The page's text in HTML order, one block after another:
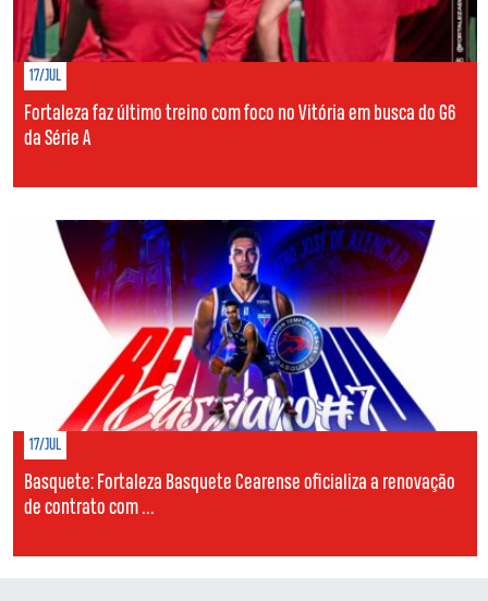
17/JUL
Fortaleza faz último treino com foco no Vitória em busca do G6
da Série A
17/JUL
Basquete: Fortaleza Basquete Cearense oficializa a renovação
de contrato com ...